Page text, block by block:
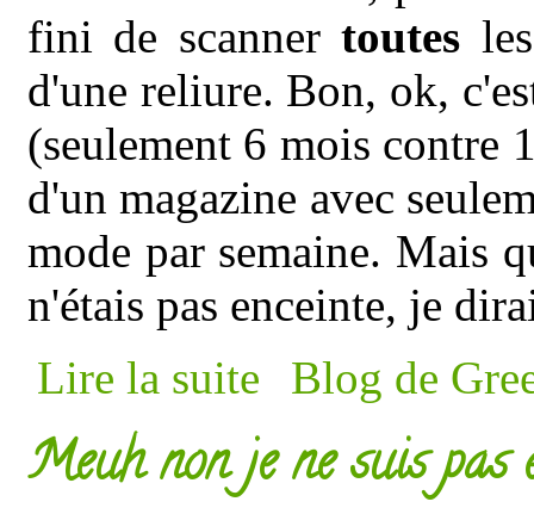
fini de scannertoutes
d'une reliure. Bon, ok,
(seulement 6 mois contre
d'un magazine avec
mode par semaine. Mais
n'étais pas enceinte, je
Lire la suite de Une grande première !
Blog de
Meuh non je ne suis pas